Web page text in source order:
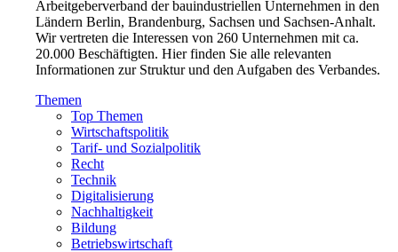
Arbeitgeberverband der bauindustriellen Unternehmen in den
Ländern Berlin, Brandenburg, Sachsen und Sachsen-Anhalt.
Wir vertreten die Interessen von 260 Unternehmen mit ca.
20.000 Beschäftigten. Hier finden Sie alle relevanten
Informationen zur Struktur und den Aufgaben des Verbandes.
Themen
Top Themen
Wirtschaftspolitik
Tarif- und Sozialpolitik
Recht
Technik
Digitalisierung
Nachhaltigkeit
Bildung
Betriebswirtschaft